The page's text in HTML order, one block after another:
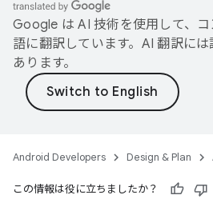
Google は AI 技術を使用して、
語に翻訳しています。AI 翻訳に
あります。
Android Developers Design & Plan
この情報は役に立ちましたか？